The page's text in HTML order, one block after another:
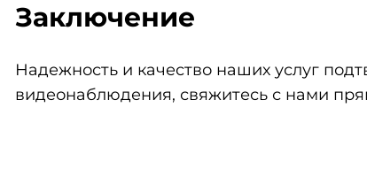
Заключение
Надежность и качество наших услуг
видеонаблюдения, свяжитесь с нами